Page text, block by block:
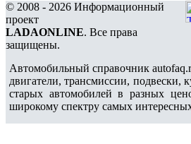
© 2008 - 2026 Информационный
проект
LADAONLINE. Все права
защищены.
Автомобильный справочник
двигатели, трансмиссии,
старых автомобилей в разных
широкому спектру самых